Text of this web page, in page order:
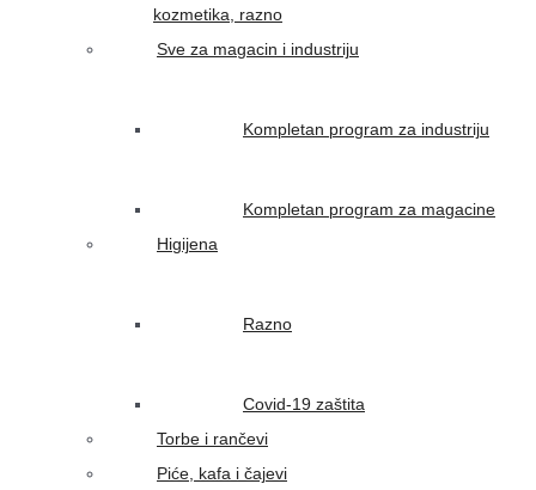
kozmetika, razno
Sve za magacin i industriju
Kompletan program za industriju
Kompletan program za magacine
Higijena
Razno
Covid-19 zaštita
Torbe i rančevi
Piće, kafa i čajevi